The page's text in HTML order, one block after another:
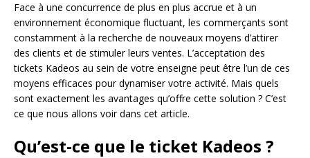
Face à une concurrence de plus en plus accrue et à un
environnement économique fluctuant, les commerçants sont
constamment à la recherche de nouveaux moyens d’attirer
des clients et de stimuler leurs ventes. L’acceptation des
tickets Kadeos au sein de votre enseigne peut être l’un de ces
moyens efficaces pour dynamiser votre activité. Mais quels
sont exactement les avantages qu’offre cette solution ? C’est
ce que nous allons voir dans cet article.
Qu’est-ce que le ticket Kadeos ?